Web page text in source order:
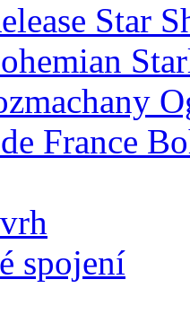
Star
France
spojení